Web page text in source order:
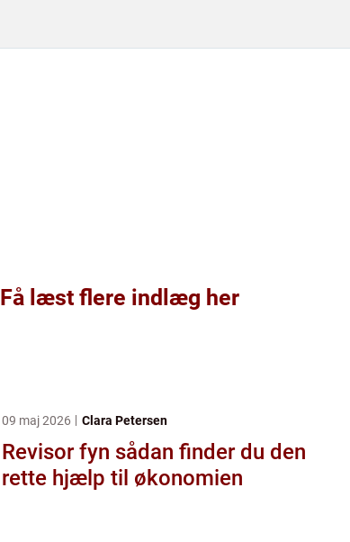
Få læst flere indlæg her
09 maj 2026 Clara Petersen
Revisor fyn sådan finder du den
rette hjælp til økonomien